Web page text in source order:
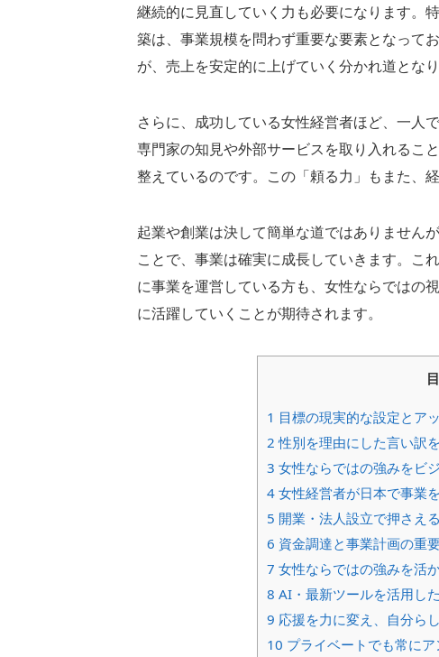
継続的に見直していく力も必要になります。
築は、事業規模を問わず重要な要素となって
が、売上を安定的に上げていく分かれ道となり
さらに、成功している女性経営者ほど、一人
専門家の知見や外部サービスを取り入れるこ
整えているのです。この「頼る力」もまた、
起業や創業は決して簡単な道ではありません
ことで、事業は確実に成長していきます。こ
に事業を運営している方も、女性ならではの
に活躍していくことが期待されます。
1 目標の現実的な設定とア
2 性別を理由にした言い訳
3 女性ならではの強みをビ
4女性経営者が日本で事業
5 開業・法人設立で押さえ
6 資金調達と事業計画の重
7 女性ならではの強みを活
8 AI・最新ツールを活用し
9 応援を力に変え、自分ら
10 プライベートでも常に